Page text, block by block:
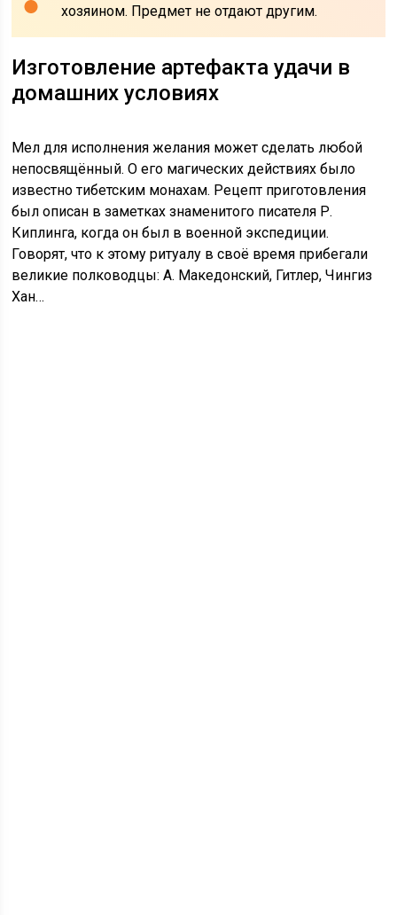
хозяином. Предмет не отдают другим.
Изготовление артефакта удачи в
домашних условиях
Мел для исполнения желания может сделать любой
непосвящённый. О его магических действиях было
известно тибетским монахам. Рецепт приготовления
был описан в заметках знаменитого писателя Р.
Киплинга, когда он был в военной экспедиции.
Говорят, что к этому ритуалу в своё время прибегали
великие полководцы: А. Македонский, Гитлер, Чингиз
Хан…